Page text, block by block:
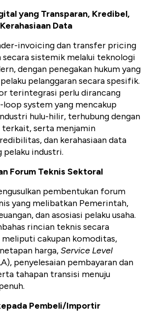
yang Transparan, Kredibel,
Data
invoicing dan transfer pricing
secara sistemik melalui teknologi
dengan penegakan hukum yang
pelanggaran secara spesifik.
terintegrasi perlu dirancang
loop system yang mencakup
hulu-hilir, terhubung dengan
terkait, serta menjamin
dan kerahasiaan data
pelaku industri.
Forum Teknis Sektoral
pembentukan forum
yang melibatkan Pemerintah,
dan asosiasi pelaku usaha.
rincian teknis secara
cakupan komoditas,
harga,Service Level
penyelesaian pembayaran dan
tahapan transisi menuju
Pembeli/Importir